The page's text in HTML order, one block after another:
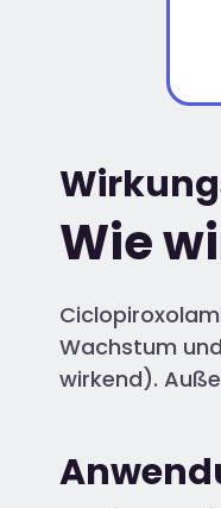
Wie
Wachstum
wirkend).